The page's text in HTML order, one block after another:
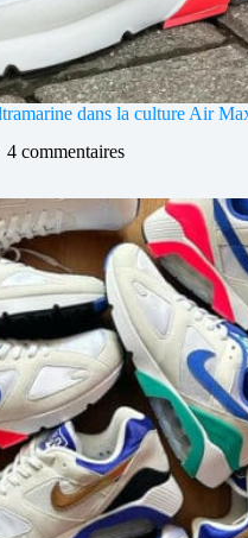
dans la culture Air
4 commentaires